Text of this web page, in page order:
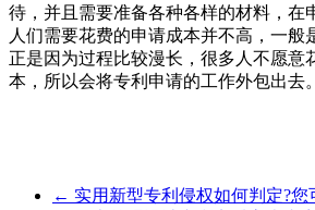
待，并且需要准备各种各样的材料，在
人们需要花费的申请成本并不高，一般
正是因为过程比较漫长，很多人不愿意
本，所以会将专利申请的工作外包出去。
← 实用新型专利侵权如何判定?您